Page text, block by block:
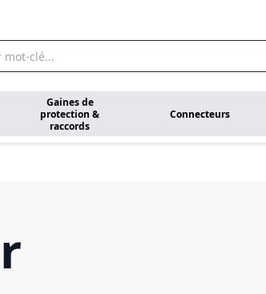
Gaines de
protection &
raccords
Connecteurs